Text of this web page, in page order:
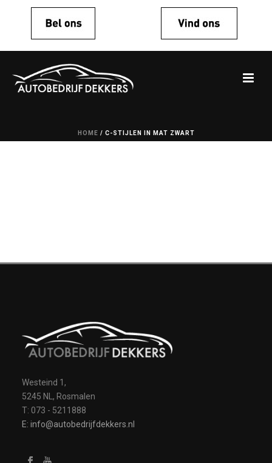
HOME / C-STIJLEN IN MAT ZWART
Westeind 1,
5245 NL, Rosmalen
T: 073 - 5211888
E: info@autobedrijfdekkers.nl